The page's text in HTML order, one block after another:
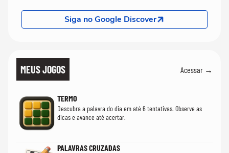
Siga no Google Discover
MEUS JOGOS Acessar →
TERMO
Descubra a palavra do dia em até 6 tentativas. Observe as
dicas e avance até acertar.
PALAVRAS CRUZADAS